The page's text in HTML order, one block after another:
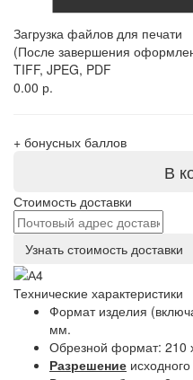
Загрузка файлов для печати
(После завершения
TIFF, JPEG, PDF
0.00 р.
+ бонусных баллов
В
Стоимость доставки
Узнать стоимость доставки
Технические характеристики
Формат изделия
мм.
Обрезной формат: 210
Разрешение